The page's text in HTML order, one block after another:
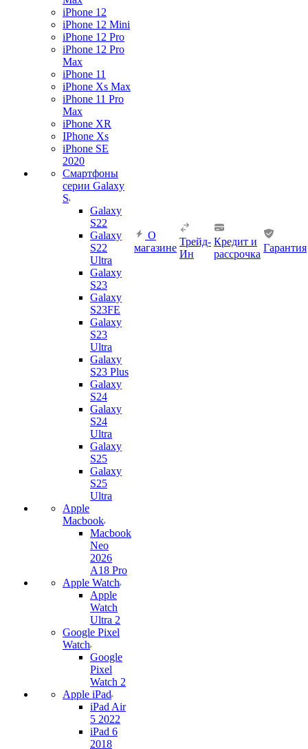
iPhone 12
iPhone 12 Mini
iPhone 12 Pro
iPhone 12 Pro
Max
iPhone 11
iPhone Xs Max
iPhone 11 Pro
Max
iPhone XR
IPhone Xs
iPhone SE
2020
Смартфоны
серии Galaxy
S
Galaxy
S22
Galaxy
S22
Ultra
Galaxy
S23
Galaxy
S23FE
Galaxy
S23
Ultra
Galaxy
S23 Plus
Galaxy
S24
Galaxy
S24
Ultra
Galaxy
S25
Galaxy
S25
Ultra
Apple
Macbook
Macbook
Neo
2026
A18 Pro
Apple Watch
Apple
Watch
Ultra 2
Google Pixel
Watch
Google
Pixel
Watch 2
Apple iPad
iPad Air
5 2022
iPad 6
2018
О
магазине
Трейд-
Ин
Кредит и
рассрочка
Гарантия